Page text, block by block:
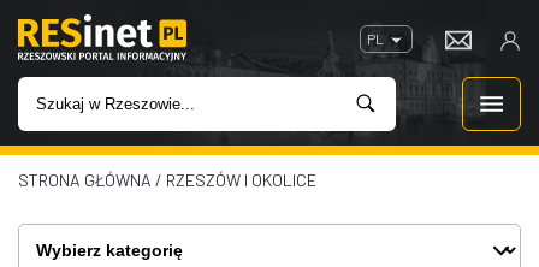
PL
WIADOMOŚCI
INWESTYCJE
STRONA GŁÓWNA / RZESZÓW I OKOLICE